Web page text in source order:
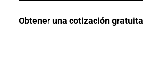
Obtener una cotización gratuita